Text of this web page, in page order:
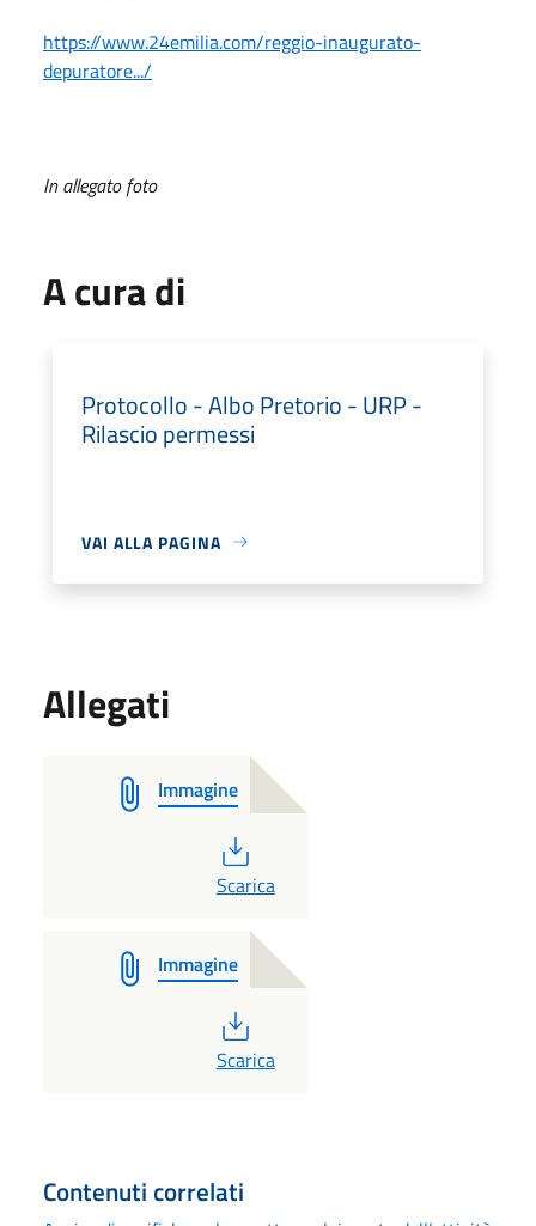
https://www.24emilia.com/reggio-inaugurato-
depuratore.../
In allegato foto
A cura di
Protocollo - Albo Pretorio - URP -
Rilascio permessi
VAI ALLA PAGINA
Allegati
Immagine
PDF
Scarica
Immagine
PDF
Scarica
Contenuti correlati